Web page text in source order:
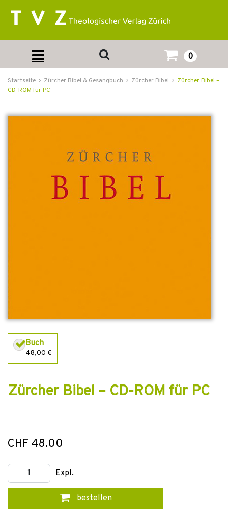
0
Startseite Zürcher Bibel & Gesangbuch Zürcher Bibel
Zürcher Bibel –
CD-ROM für PC
Buch
48,00 €
Zürcher Bibel – CD-ROM für PC
CHF 48.00
Expl.
bestellen